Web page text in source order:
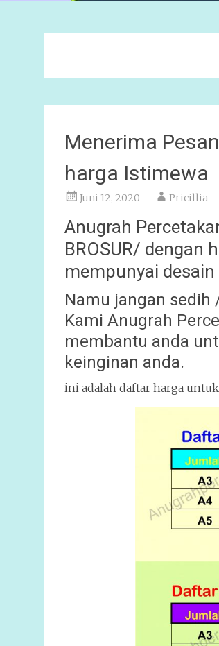
Menerima
harga Istimewa
Juni 12, 2020 Pricillia
Anugrah
BROSUR/ dengan
mempunyai
Namu jangan
Kami Anugrah
membantu anda
keinginan anda.
ini adalah daftar harga untuk